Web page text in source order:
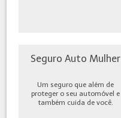
Seguro Auto Mulher
Um seguro que além de
proteger o seu automóvel e
também cuida de você.